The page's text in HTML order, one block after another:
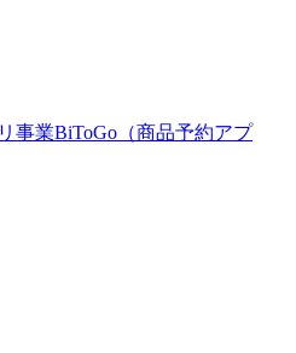
事業BiToGo（商品予約アプ